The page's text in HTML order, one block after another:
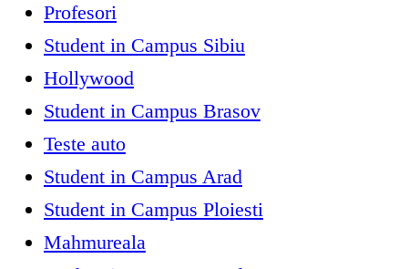
Profesori
Student in Campus Sibiu
Hollywood
Student in Campus Brasov
Teste auto
Student in Campus Arad
Student in Campus Ploiesti
Mahmureala